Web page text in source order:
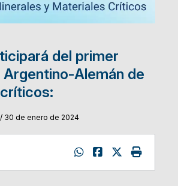
del primer
Alemán de
30 de enero de 2024